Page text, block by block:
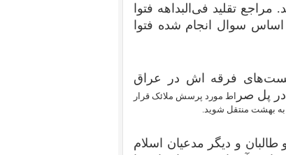
تقلید فی‌البداهه فتوا
اساس سوال انجام شده فتوا
نشست‌های فرقه اش در عراق
پل صر
اط مورد پرسش ملائک قرار
به بهشت منتقل شوید.
و دیگر مدعیان اسلام